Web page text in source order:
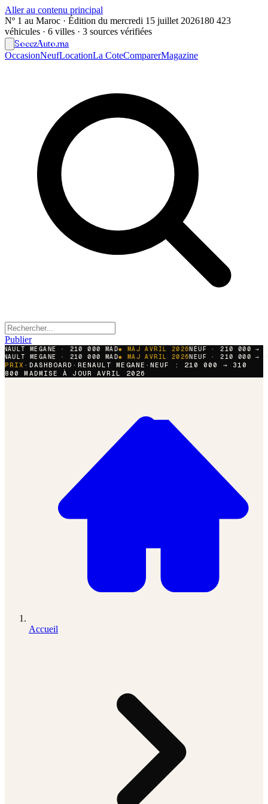
Aller au contenu principal
Nº 1 au Maroc · Édition du mercredi 15 juillet 2026180 423
véhicules · 6 villes · 3 sources vérifiées
SoeezAuto.ma
OccasionNeufLocationLa CoteComparerMagazine
Publier
MEGANE· 210 000MAD◆ MAJ AVRIL 2026NEUF · 210 000→
MEGANE· 210 000MAD◆ MAJ AVRIL 2026NEUF · 210 000→
PRIX · DASHBOARD · RENAULT MEGANE ·NEUF : 210 000 → 310
800
MADMISE À JOUR AVRIL 2026
Accueil